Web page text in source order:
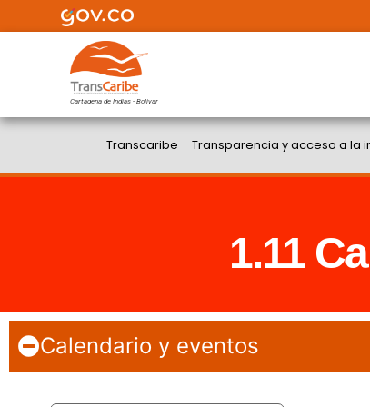
Cartagena de Indias - Bolivar
Transcaribe Transparencia y acceso a la
1.11
Calendario y eventos